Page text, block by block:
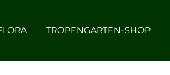
TROPENGARTEN-SHOP